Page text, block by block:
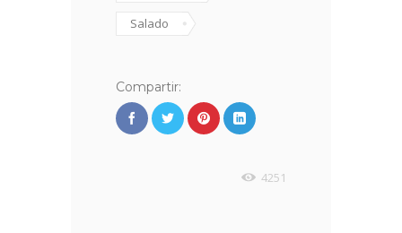
Salado
Compartir:
4251